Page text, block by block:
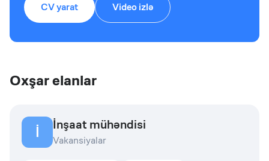
CV yarat Video izlə
Oxşar elanlar
İ İnşaat mühəndisi
Vakansiyalar